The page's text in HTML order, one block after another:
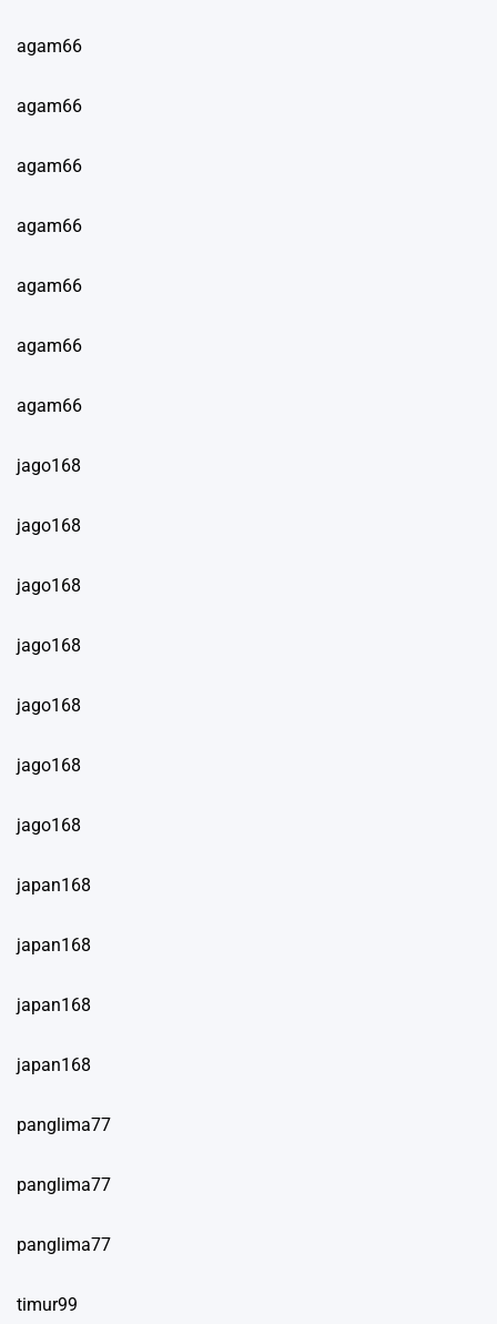
agam66
agam66
agam66
agam66
agam66
agam66
agam66
jago168
jago168
jago168
jago168
jago168
jago168
jago168
japan168
japan168
japan168
japan168
panglima77
panglima77
panglima77
timur99